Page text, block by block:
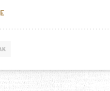
CONSEILS ESSENTIELS POUR